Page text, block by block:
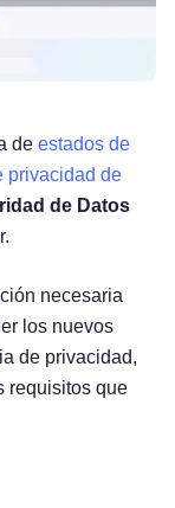
de estados de
privacidad de
de Datos
necesaria
los nuevos
de privacidad,
requisitos que